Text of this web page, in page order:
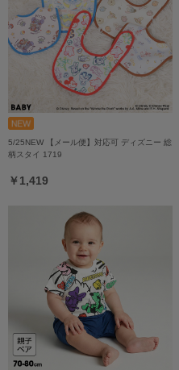
5/25NEW 【メール便】対応可 ディズニー 総
柄スタイ 1719
￥1,419